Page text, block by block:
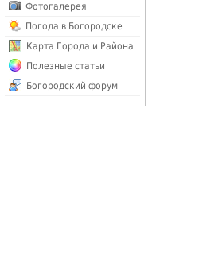
Фотогалерея
Погода в Богородске
Карта Города и Района
Полезные статьи
Богородский форум